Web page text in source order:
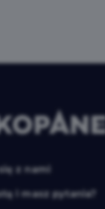
z nami
i masz pytania?